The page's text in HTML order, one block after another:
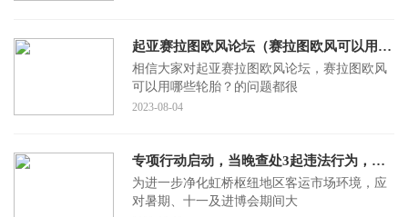
起亚赛拉图欧风论坛（赛拉图欧风可以用哪些轮胎？）
相信大家对起亚赛拉图欧风论坛，赛拉图欧风
可以用哪些轮胎？的问题都很
2023-08-04
专项行动启动，当晚查处3起违法行为，整治重点是...
为进一步净化虹桥枢纽地区客运市场环境，应
对暑期、十一及进博会期间大